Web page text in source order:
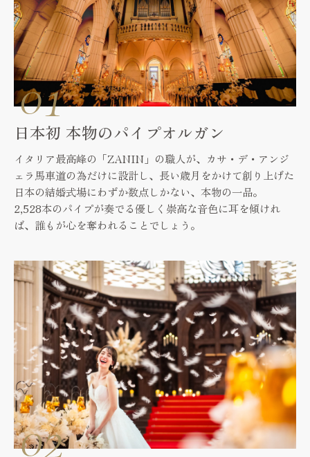
日本初 本物のパイプオルガン
イタリア最高峰の「ZANIN」の職人が、カサ・デ・アンジ
ェラ馬車道の為だけに設計し、 長い歳月をかけて創り上げた
日本の結婚式場にわずか数点しかない、本物の一品。
2,528本のパイプが奏でる優しく崇高な音色に耳を傾けれ
ば、誰もが心を奪われることでしょう。